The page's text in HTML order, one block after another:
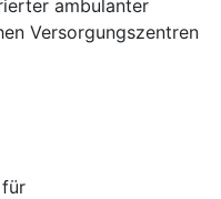
ambulanter
Versorgungszentren